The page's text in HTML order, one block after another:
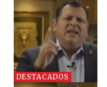
DESTACADOS